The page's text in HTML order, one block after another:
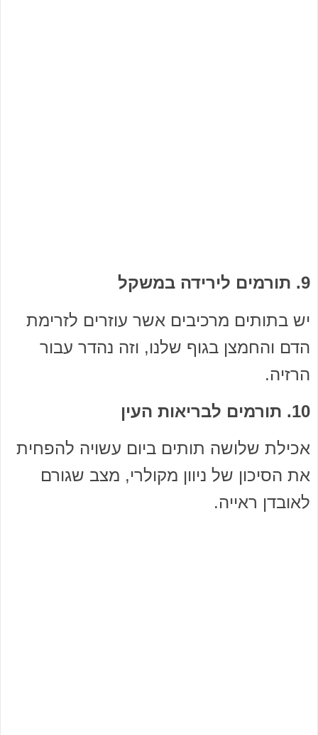
9. תורמים לירידה במשקל
יש בתותים מרכיבים אשר עוזרים לזרימת
הדם והחמצן בגוף שלנו, וזה נהדר עבור
הרזיה.
10. תורמים לבריאות העין
אכילת שלושה תותים ביום עשויה להפחית
את הסיכון של ניוון מקולרי, מצב שגורם
לאובדן ראייה.